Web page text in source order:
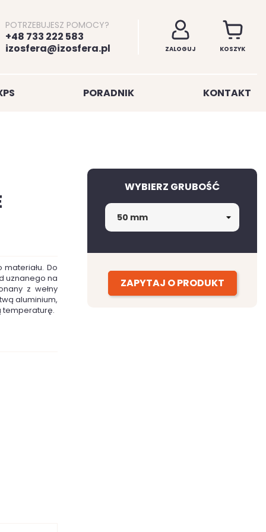
POTRZEBUJESZ POMOCY?
+48 733 222 583
izosfera@izosfera.pl
ZALOGUJ KOSZYK
PORADNIK KONTAKT
Do
uznanego na
z wełny
aluminium,
temperaturę.
WYBIERZ GRUBOŚĆ
ZAPYTAJ O PRODUKT